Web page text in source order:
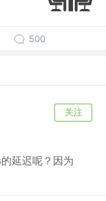
500
关注
延迟呢？因为